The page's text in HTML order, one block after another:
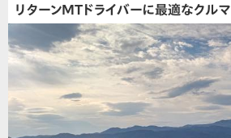
リターンMTドライバーに最適なクルマ